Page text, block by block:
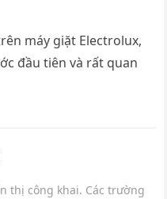
máy giặt Electrolux,
đầu tiên và rất quan
thị công khai. Các trường